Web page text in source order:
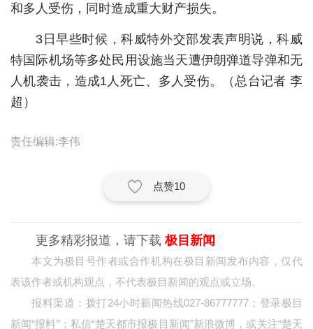
经济
城建
科教
健康
消费
创意
文化
和多人受伤，同时造成重大财产损失。
3日早些时候，科威特外交部发表声明说，科威
特国际机场等多处民用设施当天遭伊朗弹道导弹和无
人机袭击，造成1人死亡、多人受伤。（总台记者 李
超）
责任编辑:李伟
点赞10
更多精彩报道，请下载极目新闻
本文为极目号作者或合作机构在极目新闻发布内容，仅代
表该作者或机构观点，不代表极目新闻的观点或立场。
报料渠道：拨打24小时新闻热线027-86777777；登录极目
新闻“报料”；私信“楚天都市报极目新闻”新浪微博，或关注“楚天